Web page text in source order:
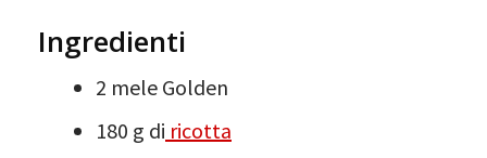
Ingredienti
2 mele Golden
180 g di ricotta